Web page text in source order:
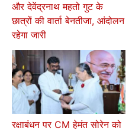
और देवेंद्रनाथ महतो गुट के
छात्रों की वार्ता बेनतीजा, आंदोलन
रहेगा जारी
रक्षाबंधन पर CM हेमंत सोरेन को